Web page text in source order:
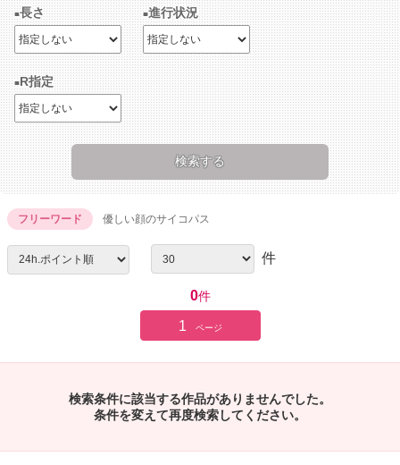
長さ 進行状況
R指定
フリーワード 優しい顔のサイコパス
件
0件
1 ページ
検索条件に該当する作品がありませんでした。
条件を変えて再度検索してください。